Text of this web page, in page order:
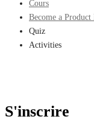
Cours
Become a
Quiz
Activities
S'inscrire